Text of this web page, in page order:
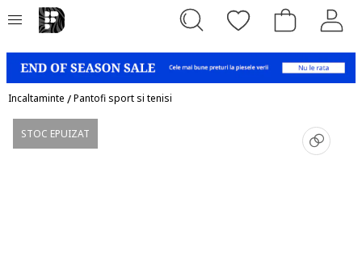
Incaltaminte /Pantofi sport si tenisi
STOC EPUIZAT